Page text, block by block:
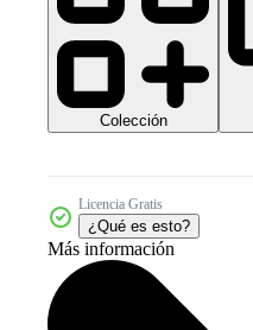
Colección
Licencia Gratis
¿Qué es esto?
Más información